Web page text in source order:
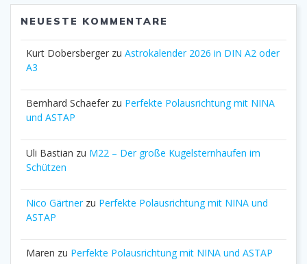
NEUESTE KOMMENTARE
Kurt Dobersberger zu Astrokalender 2026 in DIN A2 oder
A3
Bernhard Schaefer zu Perfekte Polausrichtung mit NINA
und ASTAP
Uli Bastian zu M22 – Der große Kugelsternhaufen im
Schützen
Nico Gärtnerzu Perfekte Polausrichtung mit NINA und
ASTAP
Maren zu Perfekte Polausrichtung mit NINA und ASTAP